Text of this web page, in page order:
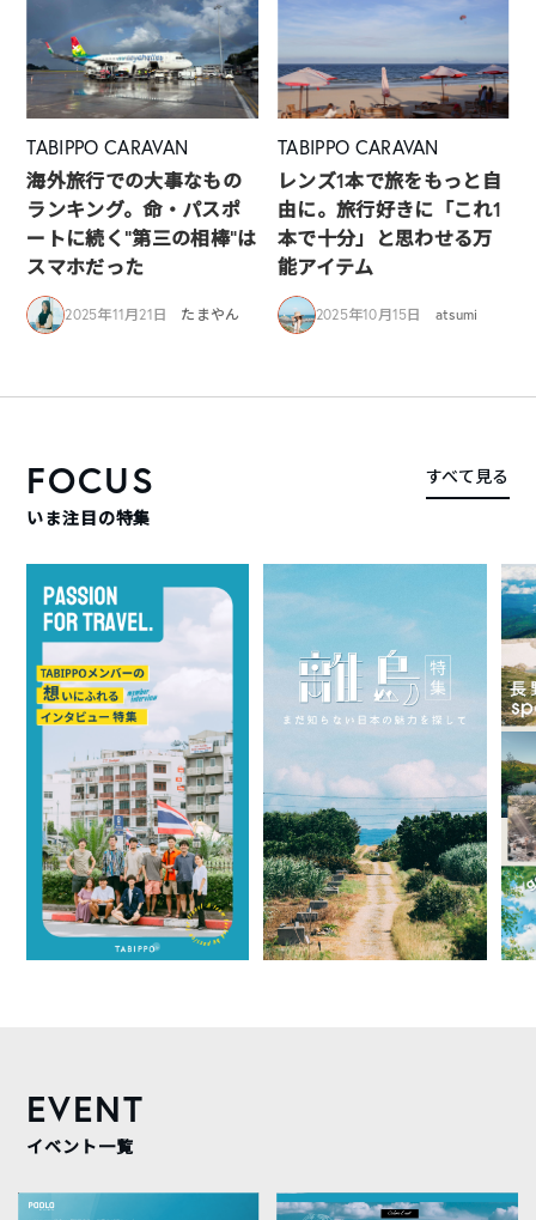
TABIPPO CARAVAN
海外旅行での大事なもの
ランキング。命・パスポ
ートに続く“第三の相棒”は
スマホだった
2025年11月21日 たまやん
TABIPPO CARAVAN
レンズ1本で旅をもっと自
由に。旅行好きに「これ1
本で十分」と思わせる万
能アイテム
2025年10月15日 atsumi
FOCUS
いま注目の特集
すべて見る
EVENT
イベント一覧